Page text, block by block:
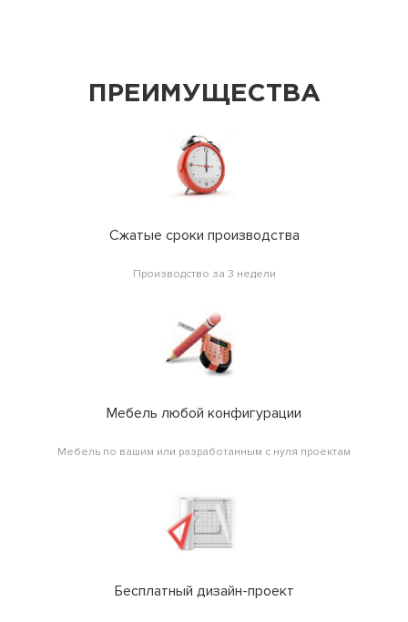
ПРЕИМУЩЕСТВА
Сжатые сроки производства
Производство за 3 недели
Мебель любой конфигурации
Мебель по вашим или разработанным с нуля проектам
Бесплатный дизайн-проект